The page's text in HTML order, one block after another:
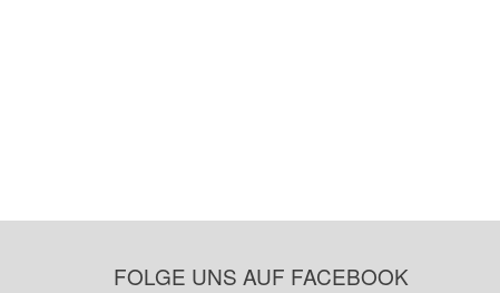
FOLGE UNS AUF FACEBOOK